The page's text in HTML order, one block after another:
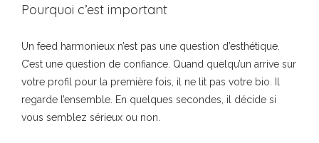
Pourquoi c’est important
Un feed harmonieux n’est pas une question d’esthétique.
C’est une question de confiance. Quand quelqu’un arrive sur
votre profil pour la première fois, il ne lit pas votre bio. Il
regarde l’ensemble. En quelques secondes, il décide si
vous semblez sérieux ou non.